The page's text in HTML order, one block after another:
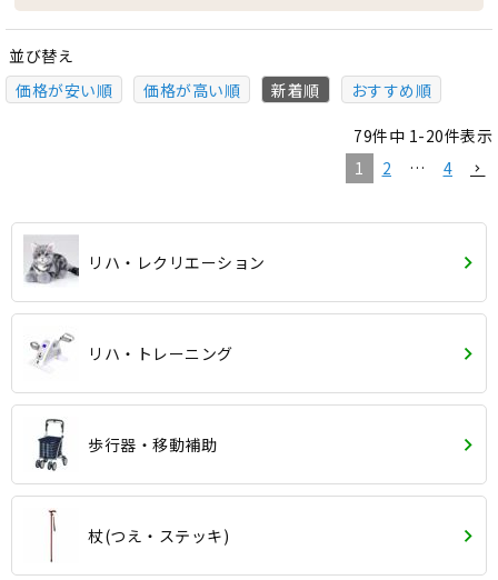
並び替え
価格が安い順
価格が高い順 新着順 おすすめ順
79件中 1-20件表示
1
2 … 4
リハ・レクリエーション
リハ・トレーニング
歩行器・移動補助
杖(つえ・ステッキ)